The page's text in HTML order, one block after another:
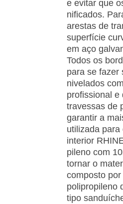
e evitar que
nificados.
arestas de
superfície
em aço
Todos os
para se fazer
nivelados
profissional e
travessas de
ga­rantir a
utilizada
interior
pileno com
tornar o
composto
polipropileno
tipo